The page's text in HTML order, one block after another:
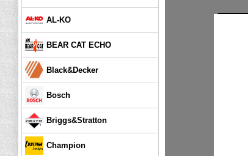
AL-KO
BEAR CAT ECHO
Black&Decker
Bosch
Briggs&Stratton
Champion